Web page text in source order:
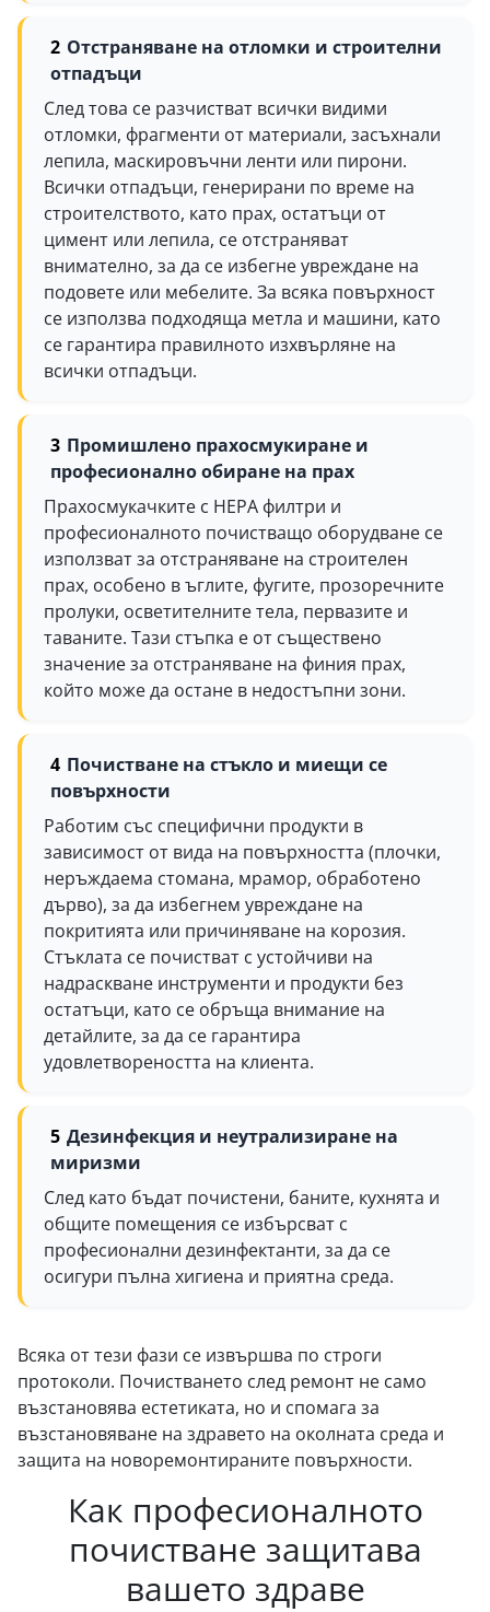
Отстраняване на отломки и строителни
отпадъци
След това се разчистват всички видими
отломки, фрагменти от материали, засъхнали
лепила, маскировъчни ленти или пирони.
Всички отпадъци, генерирани по време на
строителството, като прах, остатъци от
цимент или лепила, се отстраняват
внимателно, за да се избегне увреждане на
подовете или мебелите. За всяка повърхност
се използва подходяща метла и машини, като
се гарантира правилното изхвърляне на
всички отпадъци.
Промишлено прахосмукиране и
професионално обиране на прах
Прахосмукачките с HEPA филтри и
професионалното почистващо оборудване се
използват за отстраняване на строителен
прах, особено в ъглите, фугите, прозоречните
пролуки, осветителните тела, первазите и
таваните. Тази стъпка е от съществено
значение за отстраняване на финия прах,
който може да остане в недостъпни зони.
Почистване на стъкло и миещи се
повърхности
Работим със специфични продукти в
зависимост от вида на повърхността (плочки,
неръждаема стомана, мрамор, обработено
дърво), за да избегнем увреждане на
покритията или причиняване на корозия.
Стъклата се почистват с устойчиви на
надраскване инструменти и продукти без
остатъци, като се обръща внимание на
детайлите, за да се гарантира
удовлетвореността на клиента.
Дезинфекция и неутрализиране на
миризми
След като бъдат почистени, баните, кухнята и
общите помещения се избърсват с
професионални дезинфектанти, за да се
осигури пълна хигиена и приятна среда.
Всяка от тези фази се извършва по строги
протоколи. Почистването след ремонт не само
възстановява естетиката, но и спомага за
възстановяване на здравето на околната среда и
защита на новоремонтираните повърхности.
Как професионалното
почистване защитава
вашето здраве